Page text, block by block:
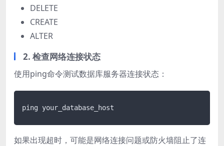
DELETE
CREATE
ALTER
2. 检查网络连接状态
使用ping命令测试数据库服务器连接状态：
如果出现超时，可能是网络连接问题或防火墙阻止了连